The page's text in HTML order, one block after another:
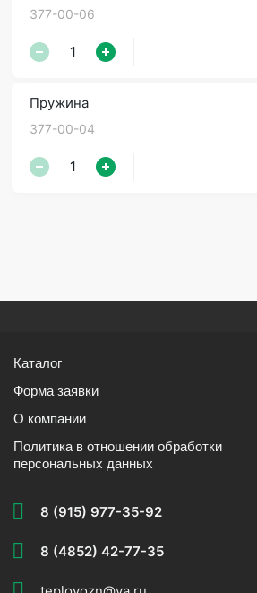
377-00-06
Пружина
377-00-04
Каталог
Форма заявки
О компании
Политика в отношении обработки
персональных данных
8 (915) 977-35-92
8 (4852) 42-77-35